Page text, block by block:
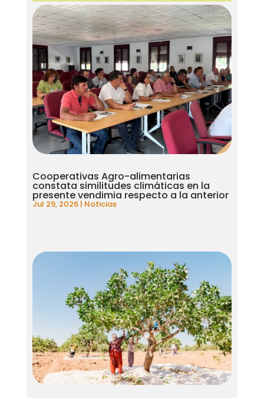
Cooperativas Agro-alimentarias
constata similitudes climáticas en la
presente vendimia respecto a la anterior
Jul 29, 2026| Noticias